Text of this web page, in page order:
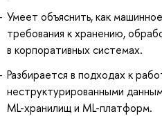
Умеет объяснить, как
требования к хранению,
в корпоративных системах.
Разбирается в подходах к
неструктурированными
ML-хранилищ и ML-платформ.